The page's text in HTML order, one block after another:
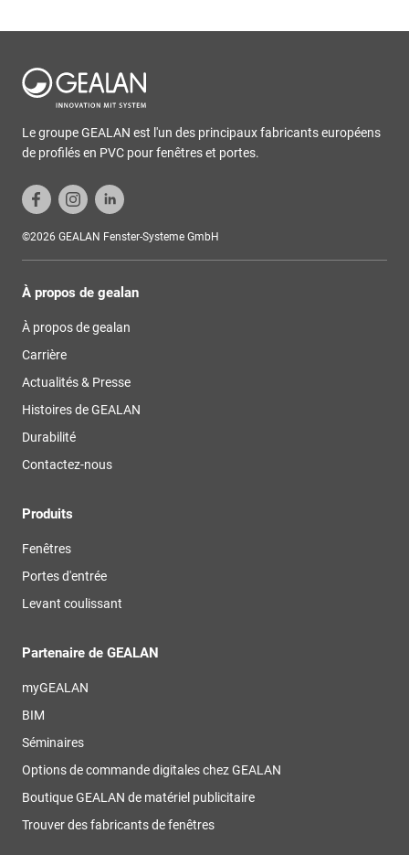
Le groupe GEALAN est l'un des principaux fabricants européens
de profilés en PVC pour fenêtres et portes.
©2026 GEALAN Fenster-Systeme GmbH
À propos de gealan
À propos de gealan
Carrière
Actualités & Presse
Histoires de GEALAN
Durabilité
Contactez-nous
Produits
Fenêtres
Portes d'entrée
Levant coulissant
Partenaire de GEALAN
myGEALAN
BIM
Séminaires
Options de commande digitales chez GEALAN
Boutique GEALAN de matériel publicitaire
Trouver des fabricants de fenêtres